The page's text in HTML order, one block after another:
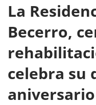
La
Becerro,
celebra su
aniversario